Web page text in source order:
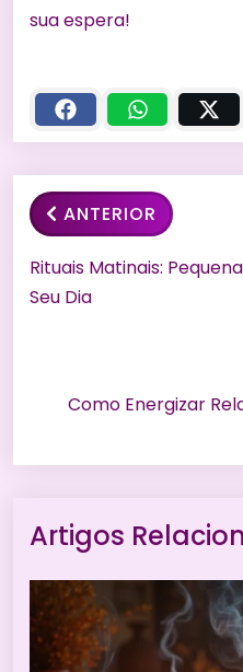
sua espera!
ANTERIOR
Rituais Matinais:
Seu Dia
Como Energizar
Artigos